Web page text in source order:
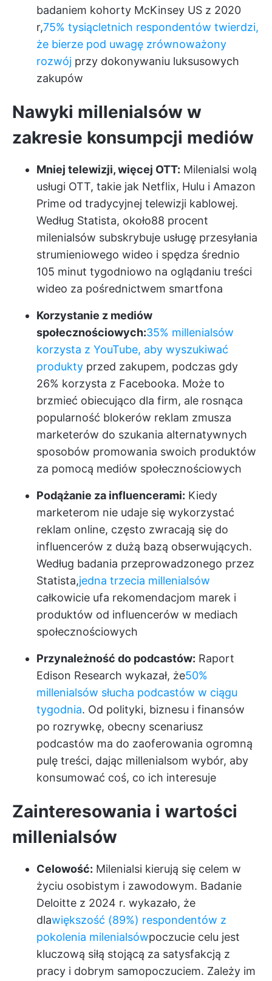
badaniem kohorty McKinsey US z 2020
r,75% tysiącletnich respondentów twierdzi,
że bierze pod uwagę zrównoważony
rozwój przy dokonywaniu luksusowych
zakupów
Nawyki millenialsów w
zakresie konsumpcji mediów
Mniej telewizji, więcej OTT: Milenialsi wolą
usługi OTT, takie jak Netflix, Hulu i Amazon
Prime od tradycyjnej telewizji kablowej.
Według Statista, około88 procent
milenialsów subskrybuje usługę przesyłania
strumieniowego wideo i spędza średnio
105 minut tygodniowo na oglądaniu treści
wideo za pośrednictwem smartfona
Korzystanie z mediów
społecznościowych:35% millenialsów
korzysta z YouTube, aby wyszukiwać
produkty przed zakupem, podczas gdy
26% korzysta z Facebooka. Może to
brzmieć obiecująco dla firm, ale rosnąca
popularność blokerów reklam zmusza
marketerów do szukania alternatywnych
sposobów promowania swoich produktów
za pomocą mediów społecznościowych
Podążanie za influencerami: Kiedy
marketerom nie udaje się wykorzystać
reklam online, często zwracają się do
influencerów z dużą bazą obserwujących.
Według badania przeprowadzonego przez
Statista,jedna trzecia millenialsów
całkowicie ufa rekomendacjom marek i
produktów od influencerów w mediach
społecznościowych
Przynależność do podcastów: Raport
Edison Research wykazał, że50%
millenialsów słucha podcastów w ciągu
tygodnia. Od polityki, biznesu i finansów
po rozrywkę, obecny scenariusz
podcastów ma do zaoferowania ogromną
pulę treści, dając millenialsom wybór, aby
konsumować coś, co ich interesuje
Zainteresowania i wartości
millenialsów
Celowość: Milenialsi kierują się celem w
życiu osobistym i zawodowym. Badanie
Deloitte z 2024 r. wykazało, że
dlawiększość (89%) respondentów z
pokolenia milenialsówpoczucie celu jest
kluczową siłą stojącą za satysfakcją z
pracy i dobrym samopoczuciem. Zależy im